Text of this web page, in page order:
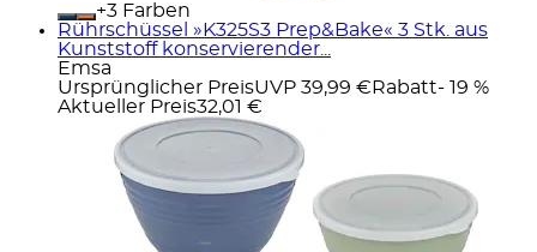
+
Farben
Rührschüssel »K325S3 Prep&Bake« 3 Stk. aus
Kunststoff konservierender...
Emsa
Ursprünglicher PreisUVP 39,99 € Rabatt- 19 %
Aktueller Preis32,01 €